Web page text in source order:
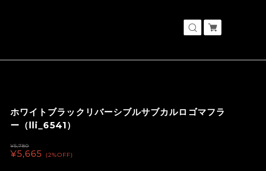
ホワイトブラックリバーシブルサブカルロゴマフラ
ー（lli_6541）
¥5,780
¥5,665 (2%OFF)